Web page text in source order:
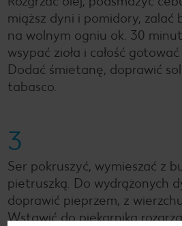
miąższ dyni i pomidory, zalać
na wolnym ogniu ok. 30
wsypać zioła i całość
Dodać śmietanę, doprawić
tabasco.
3
Ser pokruszyć, wymieszać z
pietruszką. Do wydrążonych
doprawić pieprzem, z
Wstawić do piekarnika